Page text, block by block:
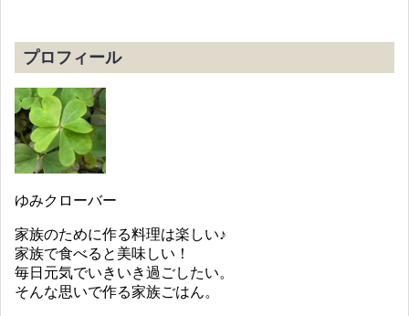
プロフィール
ゆみクローバー
家族のために作る料理は楽しい♪
家族で食べると美味しい！
毎日元気でいきいき過ごしたい。
そんな思いで作る家族ごはん。